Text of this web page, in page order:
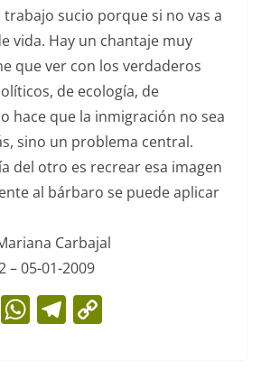
sucio porque si no vas a
vida. Hay un chantaje muy
que ver con los verdaderos
de ecología, de
hace que la inmigración no sea
sino un problema central.
del otro es recrear esa imagen
al bárbaro se puede aplicar
Carbajal
– 05-01-2009
G W T